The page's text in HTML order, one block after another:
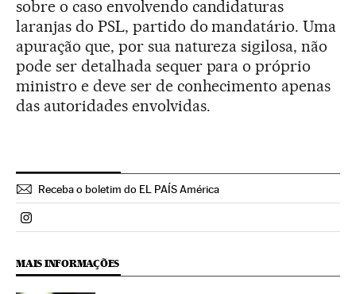
sobre o caso envolvendo candidaturas
laranjas do PSL, partido do mandatário. Uma
apuração que, por sua natureza sigilosa, não
pode ser detalhada sequer para o próprio
ministro e deve ser de conhecimento apenas
das autoridades envolvidas.
Receba o boletim do EL PAÍS América
Politica El País Brasil en Instagram
MAIS INFORMAÇÕES